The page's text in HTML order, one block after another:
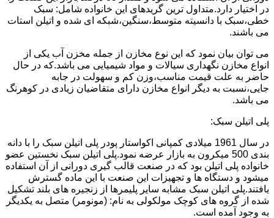
در اختیار دارد.متداول ترین گریدهای این خانواده شامل: سبک
خطی،سبک با دانسیته متوسط،سنگین،شبکه ای شده و اتیلن استات
می باشند.
می توان بیان نمود که این نوع مخازن از جمله مخزن آب یکی از
انواع مخازن نگهداری سیالات و مواد شیمیایی می باشد.که در حال
حاضر به علت قیمت مناسب،وزن کم و سهولت در جابه
جایی،نسبت به دیگر انواع مخازن دارای متقاضیان زیادی در کوهرنگ
می باشد.
پلی اتیلن سبک:
در سال 1961 میلادی کمپانی اکواستار پودر پلی اتیلن سبک را با دانه
بندی 500 میکرون به بازار عرضه نمود.پلی اتیلن سبک نخستین عضو
خانواده پلی اتیلن بود که در صنعت قالب گیری دورانی از آن استفاده
میشود و دستگاه ها و تجهیزات این صنعت با این ماده گسترش
یافتند.پلی اتیلن سبک مشابه سایر پلیمرها از زنجیره های بلند تشکیل
شده از گروه های کوچک مولکولی به نام: (مونومر) متصل به یکدیگر
به وجود آمده است.